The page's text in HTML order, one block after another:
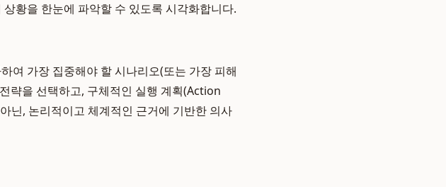
황을 한눈에 파악할 수 있도록 시각화합니다.
여 가장 집중해야 할 시나리오(또는 가장 피해
략을 선택하고, 구체적인 실행 계획(Action
닌, 논리적이고 체계적인 근거에 기반한 의사